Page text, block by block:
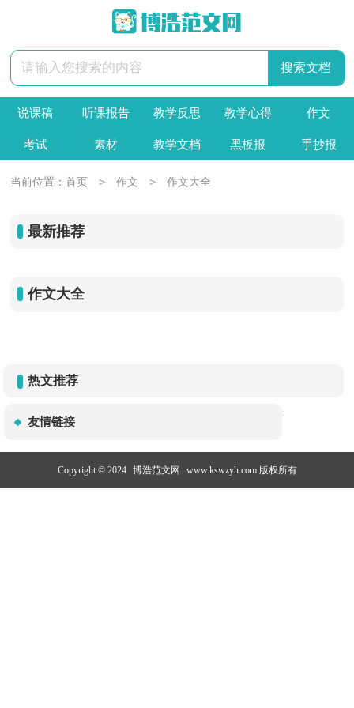
说课稿 听课报告 教学反思 教学心得 作文
考试 素材 教学文档 黑板报 手抄报
当前位置：首页 > 作文 > 作文大全
最新推荐
作文大全
热文推荐
友情链接
:
Copyright © 2024 博浩范文网 www.kswzyh.com 版权所有